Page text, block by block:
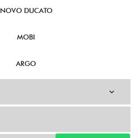
NOVO DUCATO
MOBI
ARGO